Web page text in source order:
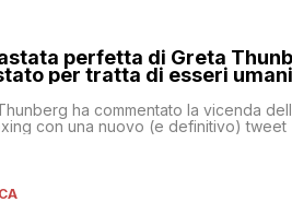
perfetta di Greta
per tratta di esseri umani
ha commentato la vicenda
con una nuovo (e definitivo) tweet